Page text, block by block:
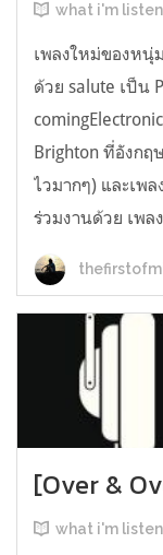
what i'm
เพลงใหม่ของหนุ่
ด้วย salute เป็น
Brighton ที่อังกฤ
ไวมากๆ) และเพ
ร่วมงานด้วย เพล
[Over &
what i'm